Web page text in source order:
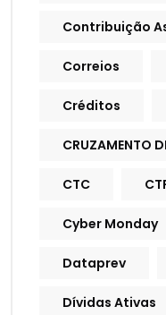
Contribuição
Correios
Créditos
CRUZAMENTO
CTC
Cyber Monday
Dataprev
Dívidas Ativas